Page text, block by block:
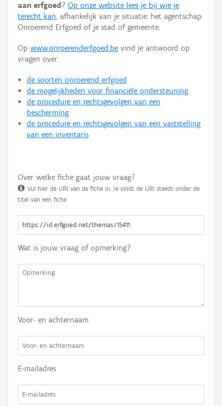
Hergebruik
Aanmelden
aan erfgoed ? Op onze website lees je bij wie je
terecht kan, afhankelijk van je situatie: het agentschap
Onroerend Erfgoed of je stad of gemeente.
Op www.onroerenderfgoed.be vind je antwoord op
vragen over:
de soorten onroerend erfgoed
de mogelijkheden voor financiële ondersteuning
de procedure en rechtsgevolgen van een
bescherming
de procedure en rechtsgevolgen van een vaststelling
van een inventaris
Over welke fiche gaat jouw vraag?
Vul hier de URI van de fiche in. Je vindt de URI steeds onder de
titel van een fiche.
Wat is jouw vraag of opmerking?
Voor- en achternaam
E-mailadres